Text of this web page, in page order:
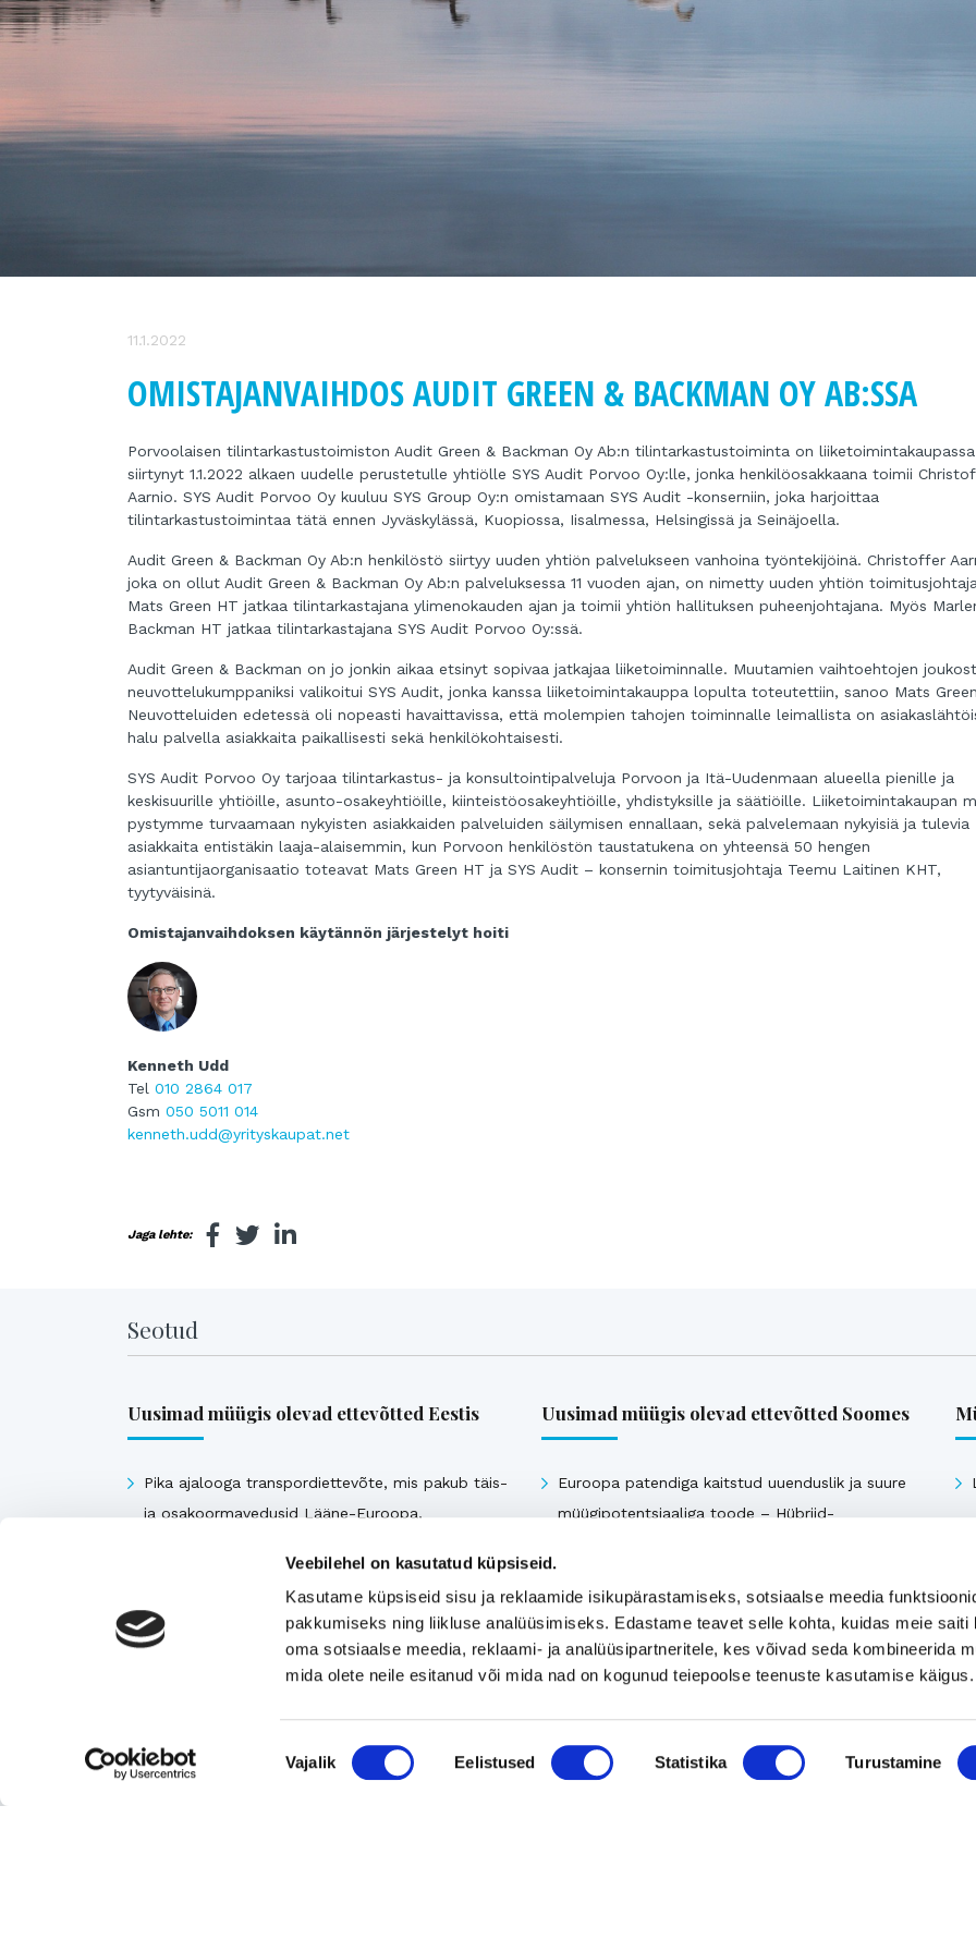
Veebilehel on kasutatud küpsiseid.
Kasutame küpsiseid sisu ja reklaamide isikupärastamiseks, sotsiaalse meedia
pakkumiseks ning liikluse analüüsimiseks. Edastame teavet selle kohta, kuidas meie saiti
oma sotsiaalse meedia, reklaami- ja analüüsipartneritele, kes võivad seda kombineerida
mida olete neile esitanud või mida nad on kogunud teiepoolse teenuste kasutamise käigus.
Nõusoleku
valik
Vajalik Eelistused Statistika Turustamine
11.1.2022
OMISTAJANVAIHDOS AUDIT GREEN & BACKMAN OY AB:SSA
Porvoolaisen tilintarkastustoimiston Audit Green & Backman Oy Ab:n tilintarkastustoiminta on liiketoimintakaupassa
siirtynyt 1.1.2022 alkaen uudelle perustetulle yhtiölle SYS Audit Porvoo Oy:lle, jonka henkilöosakkaana toimii
Aarnio. SYS Audit Porvoo Oy kuuluu SYS Group Oy:n omistamaan SYS Audit -konserniin, joka harjoittaa
tilintarkastustoimintaa tätä ennen Jyväskylässä, Kuopiossa, Iisalmessa, Helsingissä ja Seinäjoella.
Audit Green & Backman Oy Ab:n henkilöstö siirtyy uuden yhtiön palvelukseen vanhoina työntekijöinä. Christoffer
joka on ollut Audit Green & Backman Oy Ab:n palveluksessa 11 vuoden ajan, on nimetty uuden yhtiön
Mats Green HT jatkaa tilintarkastajana ylimenokauden ajan ja toimii yhtiön hallituksen puheenjohtajana. Myös
Backman HT jatkaa tilintarkastajana SYS Audit Porvoo Oy:ssä.
Audit Green & Backman on jo jonkin aikaa etsinyt sopivaa jatkajaa liiketoiminnalle. Muutamien vaihtoehtojen
neuvottelukumppaniksi valikoitui SYS Audit, jonka kanssa liiketoimintakauppa lopulta toteutettiin, sanoo Mats
Neuvotteluiden edetessä oli nopeasti havaittavissa, että molempien tahojen toiminnalle leimallista on
halu palvella asiakkaita paikallisesti sekä henkilökohtaisesti.
SYS Audit Porvoo Oy tarjoaa tilintarkastus- ja konsultointipalveluja Porvoon ja Itä-Uudenmaan alueella pienille ja
keskisuurille yhtiöille, asunto-osakeyhtiöille, kiinteistöosakeyhtiöille, yhdistyksille ja säätiöille. Liiketoimintakaupan
pystymme turvaamaan nykyisten asiakkaiden palveluiden säilymisen ennallaan, sekä palvelemaan nykyisiä ja tulevia
asiakkaita entistäkin laaja-alaisemmin, kun Porvoon henkilöstön taustatukena on yhteensä 50 hengen
asiantuntijaorganisaatio toteavat Mats Green HT ja SYS Audit – konsernin toimitusjohtaja Teemu Laitinen KHT,
tyytyväisinä.
Omistajanvaihdoksen käytännön järjestelyt hoiti
Kenneth Udd
Tel 010 2864 017
Gsm 050 5011 014
kenneth.udd@yrityskaupat.net
Jaga lehte:
Seotud
Uusimad müügis olevad ettevõtted Eestis
Pika ajalooga transpordiettevõte, mis pakub täis-
ja osakoormavedusid Lääne-Euroopa,
Viimsi Lihapood – 35 aastat turul olnud kohalik
Eesti moebränd, mis pakub kvaliteetseid ja
ainulaadseid naisterõivaid.
Rahvusvaheliselt tunnustatud metall- ja
Uusimad müügis olevad ettevõtted Soomes
Euroopa patendiga kaitstud uuenduslik ja suure
müügipotentsiaaliga toode – Hübriid-
Vaata kõiki